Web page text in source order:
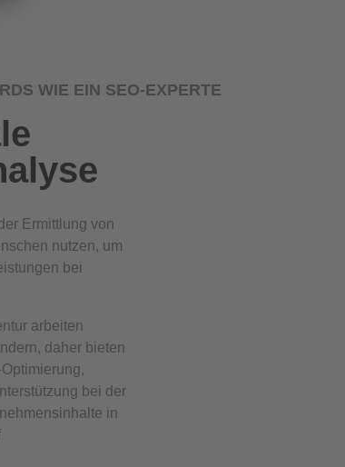
WIE EIN SEO-EXPERTE
Ermittlung von
nutzen, um
bei
arbeiten
daher bieten
bei der
in